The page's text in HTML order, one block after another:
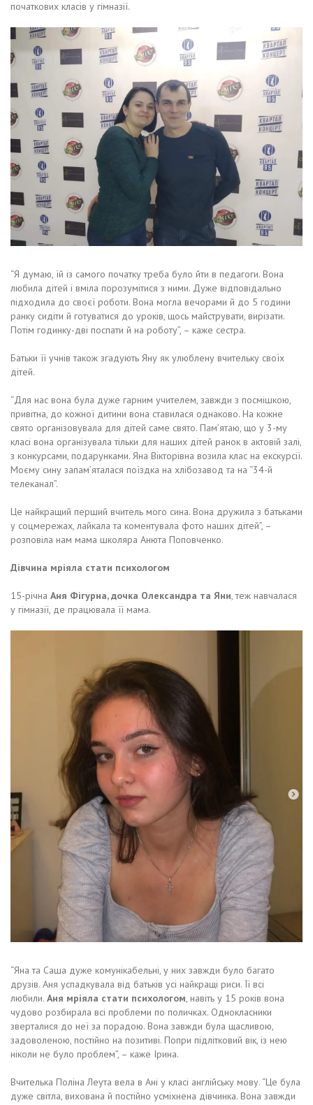
початкових класів у гімназії.
“Я думаю, їй із самого початку треба було йти в педагоги. Вона
любила дітей і вміла порозумітися з ними. Дуже відповідально
підходила до своєї роботи. Вона могла вечорами й до 5 години
ранку сидіти й готуватися до уроків, щось майструвати, вирізати.
Потім годинку-дві поспати й на роботу”, – каже сестра.
Батьки її учнів також згадують Яну як улюблену вчительку своїх
дітей.
“Для нас вона була дуже гарним учителем, завжди з посмішкою,
привітна, до кожної дитини вона ставилася однаково. На кожне
свято організовувала для дітей саме свято. Пам’ятаю, що у 3-му
класі вона організувала тільки для наших дітей ранок в актовій залі,
з конкурсами, подарунками. Яна Вікторівна возила клас на екскурсії.
Моєму сину запам’яталася поїздка на хлібозавод та на “34-й
телеканал”.
Це найкращий перший вчитель мого сина. Вона дружила з батьками
у соцмережах, лайкала та коментувала фото наших дітей”, –
розповіла нам мама школяра Анюта Поповченко.
Дівчина мріяла стати психологом
15-річна Аня Фігурна, дочка Олександра та Яни, теж навчалася
у гімназії, де працювала її мама.
“Яна та Саша дуже комунікабельні, у них завжди було багато
друзів. Аня успадкувала від батьків усі найкращі риси. Її всі
любили. Аня мріяла стати психологом, навіть у 15 років вона
чудово розбирала всі проблеми по поличках. Однокласники
зверталися до неї за порадою. Вона завжди була щасливою,
задоволеною, постійно на позитиві. Попри підлітковий вік, із нею
ніколи не було проблем”, – каже Ірина.
Вчителька Поліна Леута вела в Ані у класі англійську мову. “Це була
дуже світла, вихована й постійно усміхнена дівчинка. Вона завжди